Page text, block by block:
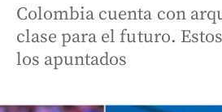
Colombia cuenta con
clase para el futuro.
los apuntados